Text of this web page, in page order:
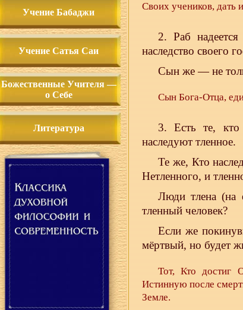
Учение Бабаджи
Учение Сатья Саи
Божественные Учителя —
о Себе
Литература
Своих учеников, дать
2. Раб
наследство своего
Сын же — не
Сын Бога-Отца,
3. Есть те, кто
наследуют тленное.
Те же, Кто
Нетленного, и
Люди тлена (на
тленный человек?
Если же
мёртвый, но будет
Тот, Кто достиг
Истинную после
Земле.